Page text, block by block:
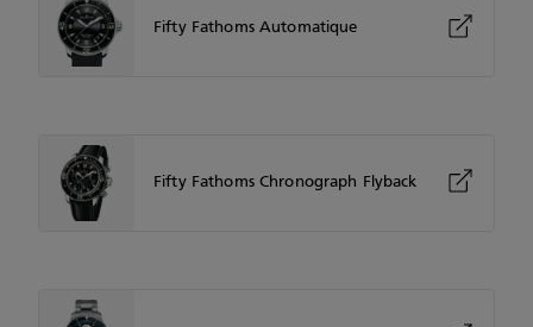
Fifty Fathoms Automatique
Fifty Fathoms Chronograph Flyback